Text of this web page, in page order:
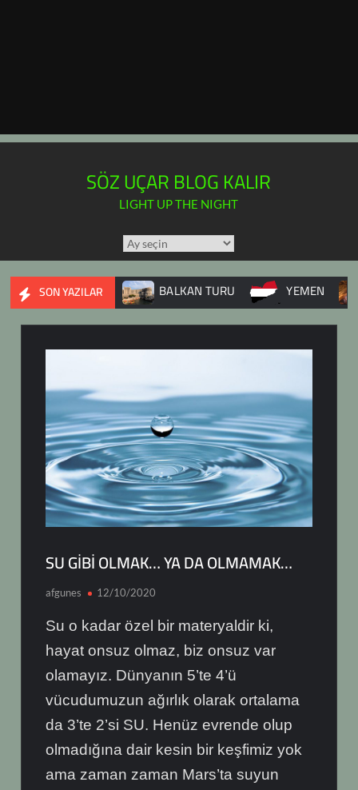
SÖZ UÇAR BLOG KALIR
LIGHT UP THE NIGHT
TÜM
YAZILAR
TAKVİMİ
SON YAZILAR
SAVAŞI BALKAN TURU YEMEN
SU GİBİ OLMAK… YA DA OLMAMAK…
afgunes 12/10/2020
Su o kadar özel bir materyaldir ki,
hayat onsuz olmaz, biz onsuz var
olamayız. Dünyanın 5’te 4’ü
vücudumuzun ağırlık olarak ortalama
da 3’te 2’si SU. Henüz evrende olup
olmadığına dair kesin bir keşfimiz yok
ama zaman zaman Mars’ta suyun